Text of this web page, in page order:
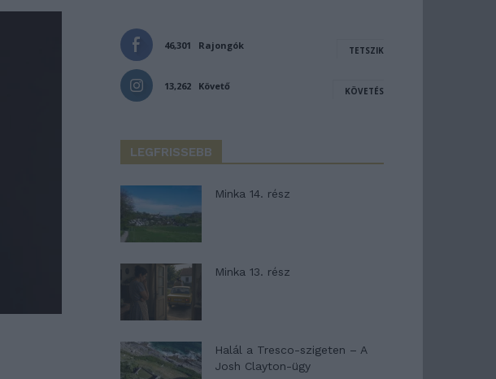
46,301 Rajongók TETSZIK
13,262 Követő KÖVETÉS
LEGFRISSEBB
Minka 14. rész
Minka 13. rész
Halál a Tresco-szigeten – A
Josh Clayton-ügy